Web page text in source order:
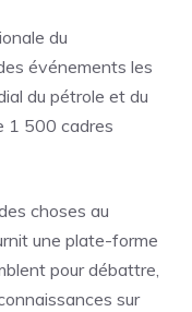
du
événements les
du pétrole et du
1 500 cadres
choses au
une plate-forme
pour débattre,
sur